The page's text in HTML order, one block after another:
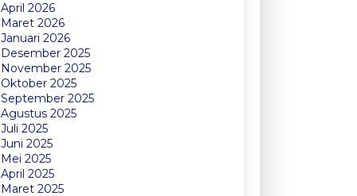
April 2026
Maret 2026
Januari 2026
Desember 2025
November 2025
Oktober 2025
September 2025
Agustus 2025
Juli 2025
Juni 2025
Mei 2025
April 2025
Maret 2025